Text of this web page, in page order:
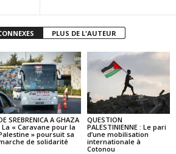
PLUS DE L'AUTEUR
SREBRENICA A GHAZA
La « Caravane pour la
» poursuit sa
de solidarité
QUESTION
PALESTINIENNE : Le pari
d’une mobilisation
internationale à
Cotonou